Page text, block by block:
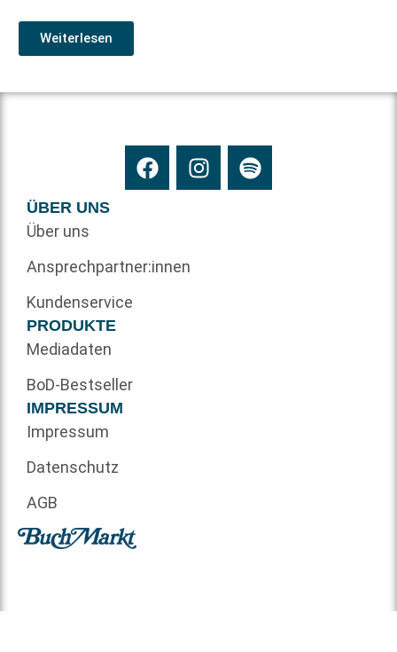
Weiterlesen
ÜBER UNS
Über uns
Ansprechpartner:innen
Kundenservice
PRODUKTE
Mediadaten
BoD-Bestseller
IMPRESSUM
Impressum
Datenschutz
AGB